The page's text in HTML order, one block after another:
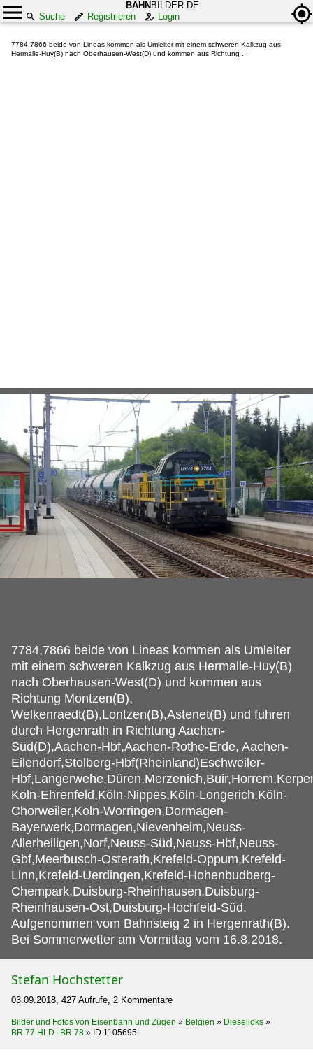
BAHN BILDER.DE
Suche
Registrieren Login
7784,7866 beide von Lineas kommen als Umleiter mit einem schweren Kalkzug aus
Hermalle-Huy(B) nach Oberhausen-West(D) und kommen aus Richtung ...
7784,7866 beide von Lineas kommen als Umleiter
mit einem schweren Kalkzug aus Hermalle-Huy(B)
nach Oberhausen-West(D) und kommen aus
Richtung Montzen(B),
Welkenraedt(B),Lontzen(B),Astenet(B) und fuhren
durch Hergenrath in Richtung Aachen-
Süd(D),Aachen-Hbf,Aachen-Rothe-Erde, Aachen-
Eilendorf,Stolberg-Hbf(Rheinland)Eschweiler-
Köln-Ehrenfeld,Köln-Nippes,Köln-Longerich,Köln-
Chorweiler,Köln-Worringen,Dormagen-
Bayerwerk,Dormagen,Nievenheim,Neuss-
Allerheiligen,Norf,Neuss-Süd,Neuss-Hbf,Neuss-
Gbf,Meerbusch-Osterath,Krefeld-Oppum,Krefeld-
Linn,Krefeld-Uerdingen,Krefeld-Hohenbudberg-
Chempark,Duisburg-Rheinhausen,Duisburg-
Rheinhausen-Ost,Duisburg-Hochfeld-Süd.
Aufgenommen vom Bahnsteig 2 in Hergenrath(B).
Bei Sommerwetter am Vormittag vom 16.8.2018.
Stefan Hochstetter
03.09.2018, 427 Aufrufe, 2 Kommentare
Bilder und Fotos von Eisenbahn und Zügen » Belgien » Dieselloks »
BR 77 HLD · BR 78 » ID 1105695